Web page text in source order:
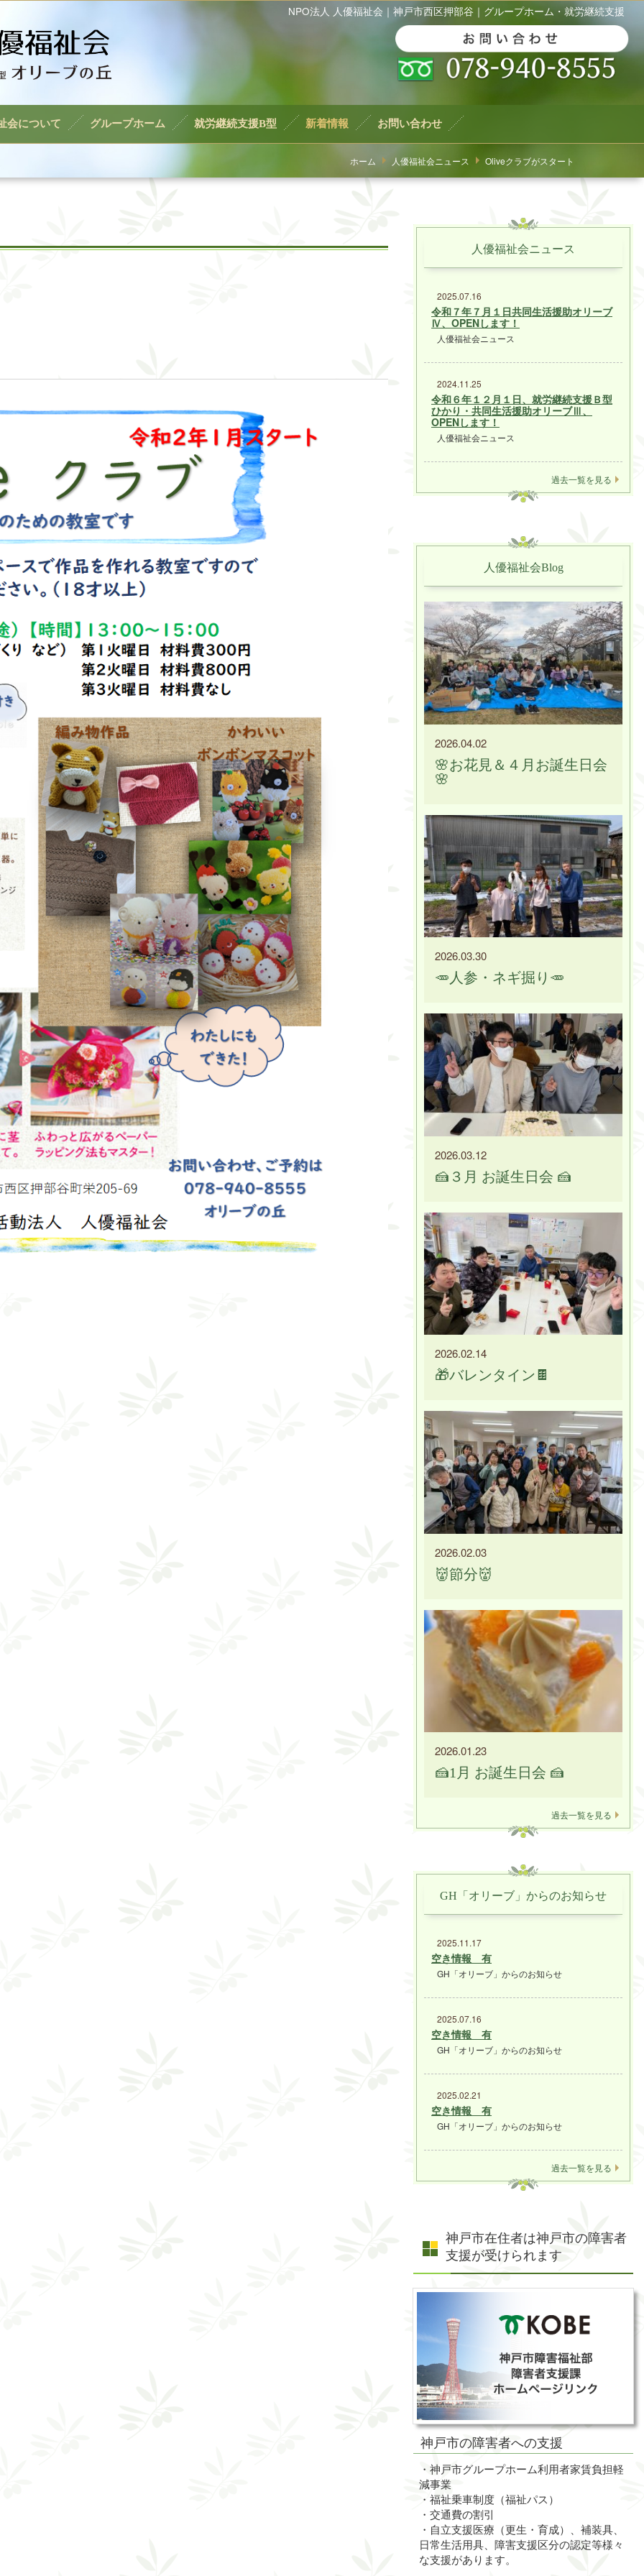
NPO法人 人優福祉会｜神戸市西区押部谷｜グループホーム・就労継続支援
会について グループホーム 就労継続支援B型 新着情報 お問い合わせ
ホーム 人優福祉会ニュース Oliveクラブがスタート
人優福祉会ニュース
2025.07.16
令和７年７月１日共同生活援助オリーブ
Ⅳ、OPENします！
人優福祉会ニュース
2024.11.25
令和６年１２月１日、就労継続支援Ｂ型
ひかり・共同生活援助オリーブⅢ、
OPENします！
人優福祉会ニュース
過去一覧を見る
人優福祉会Blog
🌸お花見＆４月お誕生日会
🌸
2026.04.02
🥕人参・ネギ掘り🥕
2026.03.30
🍰３月 お誕生日会 🍰
2026.03.12
🎁バレンタイン🍫
2026.02.14
👹節分👹
2026.02.03
🍰1月 お誕生日会 🍰
2026.01.23
過去一覧を見る
GH「オリーブ」からのお知らせ
2025.11.17
空き情報 有
GH「オリーブ」からのお知らせ
2025.07.16
空き情報 有
GH「オリーブ」からのお知らせ
2025.02.21
空き情報 有
GH「オリーブ」からのお知らせ
過去一覧を見る
神戸市在住者は神戸市の障害者
支援が受けられます
神戸市の障害者への支援
・神戸市グループホーム利用者家賃負担軽
減事業
・福祉乗車制度（福祉パス）
・交通費の割引
・自立支援医療（更生・育成）、補装具、
日常生活用具、障害支援区分の認定等様々
な支援があります。